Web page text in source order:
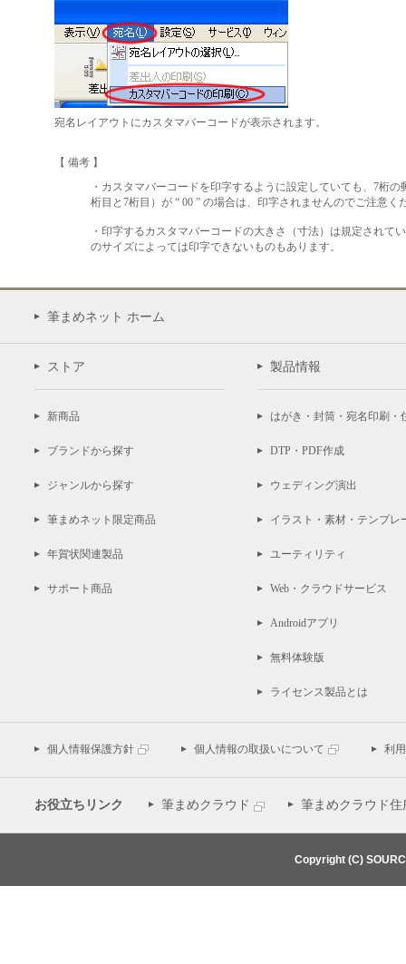
宛名レイアウトにカスタマバーコードが表示されます。
【 備考 】
・カスタマバーコードを印字するように設定していても、7桁の
桁目と7桁目）が “ 00 ” の場合は、印字されませんのでご注意く
・印字するカスタマバーコードの大きさ（寸法）は規定されて
のサイズによっては印字できないものもあります。
筆まめネット ホーム
ストア
新商品
ブランドから探す
ジャンルから探す
筆まめネット限定商品
年賀状関連製品
サポート商品
製品情報
はがき・封筒・宛名印刷・
DTP・PDF作成
ウェディング演出
イラスト・素材・テンプレ
ユーティリティ
Web・クラウドサービス
Androidアプリ
無料体験版
ライセンス製品とは
個人情報保護方針 個人情報の取扱いについて 利
お役立ちリンク 筆まめクラウド 筆まめクラウド住
Copyright (C)